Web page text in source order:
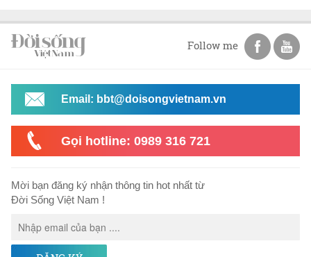
Follow me
Email: bbt@doisongvietnam.vn
Gọi hotline: 0989 316 721
Mời bạn đăng ký nhận thông tin hot nhất từ
Đời Sống Việt Nam !